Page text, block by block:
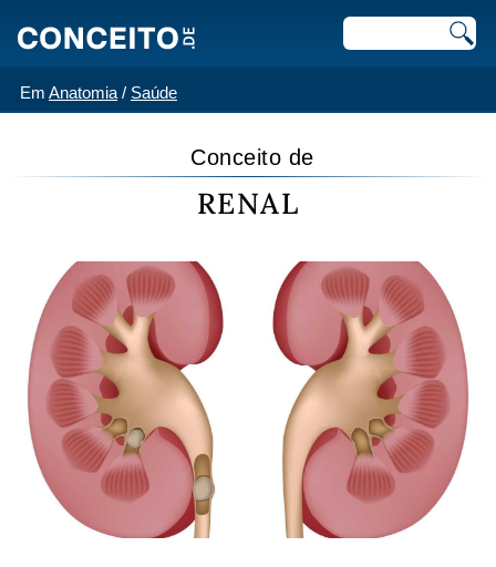
Em Anatomia / Saúde
Conceito de
RENAL